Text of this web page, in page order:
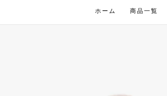
ホーム 商品一覧